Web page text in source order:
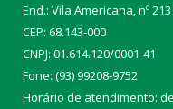
End.: Vila Americana, nº
CEP: 68.143-000
CNPJ: 01.614.120/0001-41
Fone: (93) 99208-9752
Horário de atendimento: